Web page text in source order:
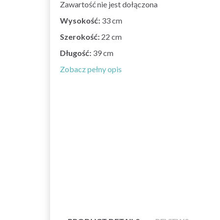
Zawartość nie jest dołączona
Wysokość: 33 cm
Szerokość: 22 cm
Długość: 39 cm
Zobacz pełny opis